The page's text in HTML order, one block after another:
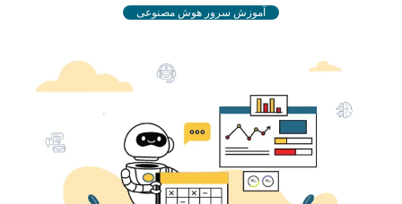
آموزش سرور هوش مصنوعی